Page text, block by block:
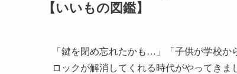
【いいもの図鑑】
「鍵を閉め忘れたかも…」「子供が学校
ロックが解消してくれる時代がやってき